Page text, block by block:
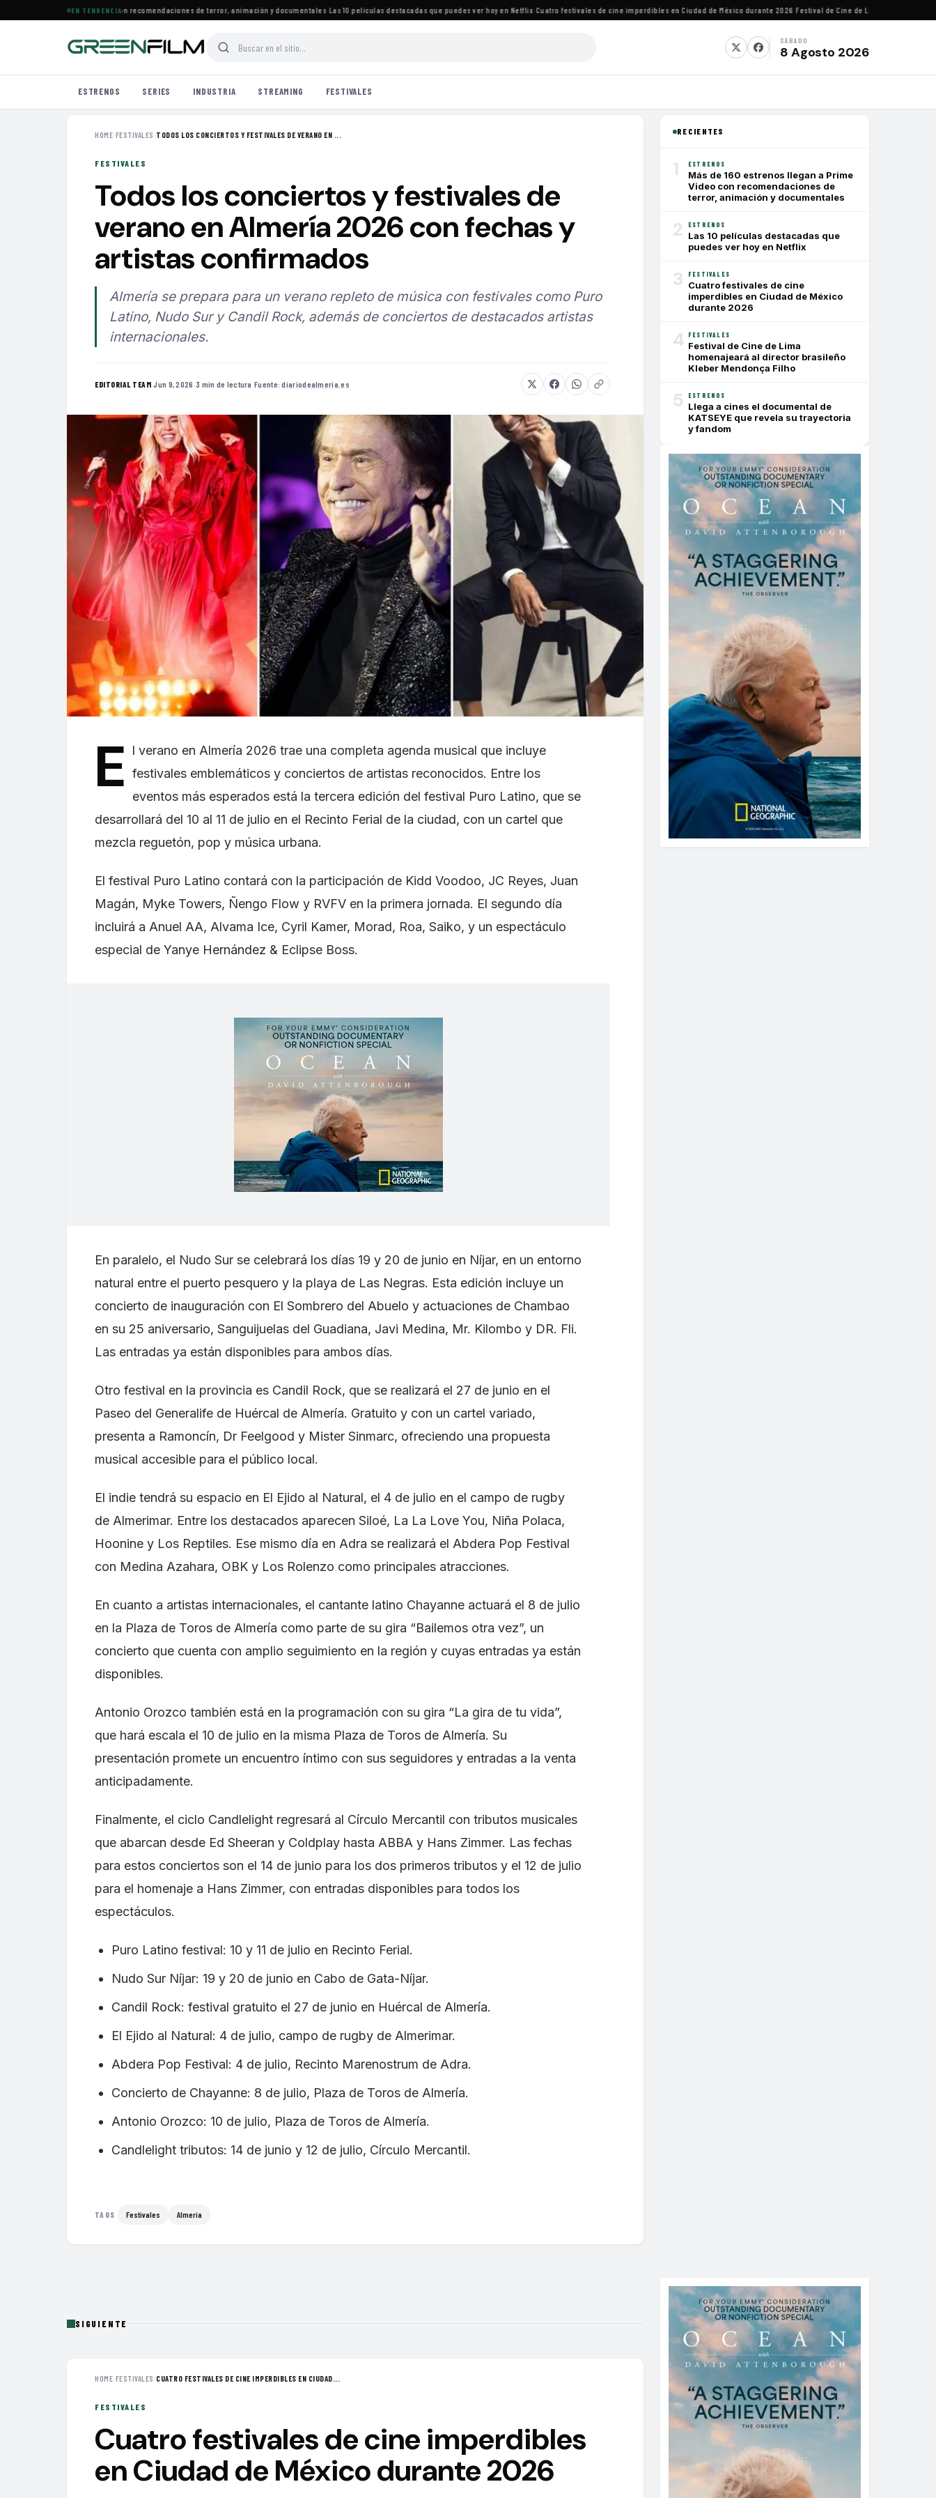
EN TENDENCIA
llegan a Prime Video con recomendaciones de terror, animación y documentales·Las 10 películas destacadas que puedes ver hoy en Netflix·Cuatro festivales de cine imperdibles en Ciudad de México durante 2026·Festival de Cine de Lima homenajeará al
SÁBADO
8 Agosto 2026
ESTRENOS SERIES INDUSTRIA STREAMING FESTIVALES
HOME›FESTIVALES ›TODOS LOS CONCIERTOS Y FESTIVALES DE VERANO EN ...
FESTIVALES
Todos los conciertos y festivales de
verano en Almería 2026 con fechas y
artistas confirmados
Almería se prepara para un verano repleto de música con festivales como Puro
Latino, Nudo Sur y Candil Rock, además de conciertos de destacados artistas
internacionales.
EDITORIAL TEAM·Jun 9, 2026 ·3 min de lectura ·Fuente:diariodealmeria.es
E
l verano en Almería 2026 trae una completa agenda musical que incluye
festivales emblemáticos y conciertos de artistas reconocidos. Entre los
eventos más esperados está la tercera edición del festival Puro Latino, que se
desarrollará del 10 al 11 de julio en el Recinto Ferial de la ciudad, con un cartel que
mezcla reguetón, pop y música urbana.
El festival Puro Latino contará con la participación de Kidd Voodoo, JC Reyes, Juan
Magán, Myke Towers, Ñengo Flow y RVFV en la primera jornada. El segundo día
incluirá a Anuel AA, Alvama Ice, Cyril Kamer, Morad, Roa, Saiko, y un espectáculo
especial de Yanye Hernández & Eclipse Boss.
En paralelo, el Nudo Sur se celebrará los días 19 y 20 de junio en Níjar, en un entorno
natural entre el puerto pesquero y la playa de Las Negras. Esta edición incluye un
concierto de inauguración con El Sombrero del Abuelo y actuaciones de Chambao
en su 25 aniversario, Sanguijuelas del Guadiana, Javi Medina, Mr. Kilombo y DR. Fli.
Las entradas ya están disponibles para ambos días.
Otro festival en la provincia es Candil Rock, que se realizará el 27 de junio en el
Paseo del Generalife de Huércal de Almería. Gratuito y con un cartel variado,
presenta a Ramoncín, Dr Feelgood y Mister Sinmarc, ofreciendo una propuesta
musical accesible para el público local.
El indie tendrá su espacio en El Ejido al Natural, el 4 de julio en el campo de rugby
de Almerimar. Entre los destacados aparecen Siloé, La La Love You, Niña Polaca,
Hoonine y Los Reptiles. Ese mismo día en Adra se realizará el Abdera Pop Festival
con Medina Azahara, OBK y Los Rolenzo como principales atracciones.
En cuanto a artistas internacionales, el cantante latino Chayanne actuará el 8 de julio
en la Plaza de Toros de Almería como parte de su gira “Bailemos otra vez”, un
concierto que cuenta con amplio seguimiento en la región y cuyas entradas ya están
disponibles.
Antonio Orozco también está en la programación con su gira “La gira de tu vida”,
que hará escala el 10 de julio en la misma Plaza de Toros de Almería. Su
presentación promete un encuentro íntimo con sus seguidores y entradas a la venta
anticipadamente.
Finalmente, el ciclo Candlelight regresará al Círculo Mercantil con tributos musicales
que abarcan desde Ed Sheeran y Coldplay hasta ABBA y Hans Zimmer. Las fechas
para estos conciertos son el 14 de junio para los dos primeros tributos y el 12 de julio
para el homenaje a Hans Zimmer, con entradas disponibles para todos los
espectáculos.
Puro Latino festival: 10 y 11 de julio en Recinto Ferial.
Nudo Sur Níjar: 19 y 20 de junio en Cabo de Gata-Níjar.
Candil Rock: festival gratuito el 27 de junio en Huércal de Almería.
El Ejido al Natural: 4 de julio, campo de rugby de Almerimar.
Abdera Pop Festival: 4 de julio, Recinto Marenostrum de Adra.
Concierto de Chayanne: 8 de julio, Plaza de Toros de Almería.
Antonio Orozco: 10 de julio, Plaza de Toros de Almería.
Candlelight tributos: 14 de junio y 12 de julio, Círculo Mercantil.
TAGS Festivales Almería
RECIENTES
1 ESTRENOS
Más de 160 estrenos llegan a Prime
Video con recomendaciones de
terror, animación y documentales
2 ESTRENOS
Las 10 películas destacadas que
puedes ver hoy en Netflix
3 FESTIVALES
Cuatro festivales de cine
imperdibles en Ciudad de México
durante 2026
4 FESTIVALES
Festival de Cine de Lima
homenajeará al director brasileño
Kleber Mendonça Filho
5 ESTRENOS
Llega a cines el documental de
KATSEYE que revela su trayectoria
y fandom
SIGUIENTE
HOME›FESTIVALES ›CUATRO FESTIVALES DE CINE IMPERDIBLES EN CIUDAD...
FESTIVALES
Cuatro festivales de cine imperdibles
en Ciudad de México durante 2026